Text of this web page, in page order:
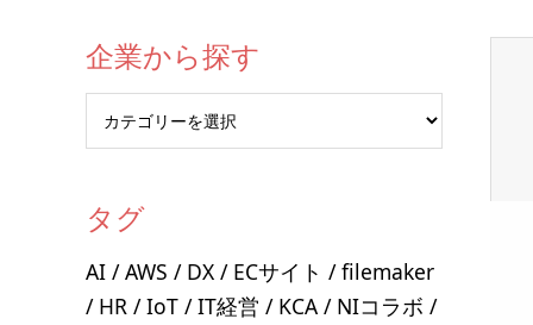
企業から探す
タグ
AI AWS DX ECサイト
filemaker
HR
IoT IT経営 KCA
NIコラボ